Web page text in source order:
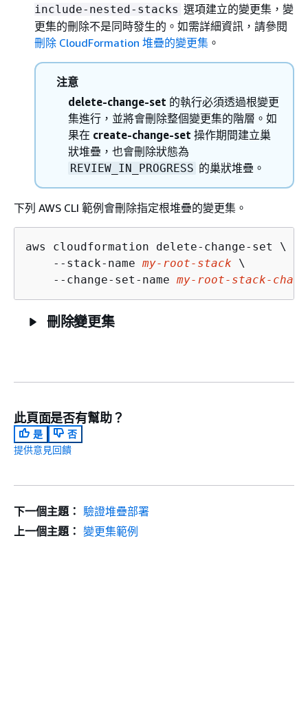
include-nested-stacks 選項建立的變更集，變
更集的刪除不是同時發生的。如需詳細資訊，請參閱
刪除 CloudFormation 堆疊的變更集 。
注意
delete-change-set 的執行必須透過根變更
集進行，並將會刪除整個變更集的階層。如
果在 create-change-set 操作期間建立巢
狀堆疊，也會刪除狀態為
REVIEW_IN_PROGRESS 的巢狀堆疊。
下列 AWS CLI 範例會刪除指定根堆疊的變更集。
aws cloudformation delete-change-set \
    --stack-name
my-root-stack \
    --change-set-name
my-root-stack-
刪除變更集
此頁面是否有幫助？
是
否
提供意見回饋
下一個主題： 驗證堆疊部署
上一個主題： 變更集範例